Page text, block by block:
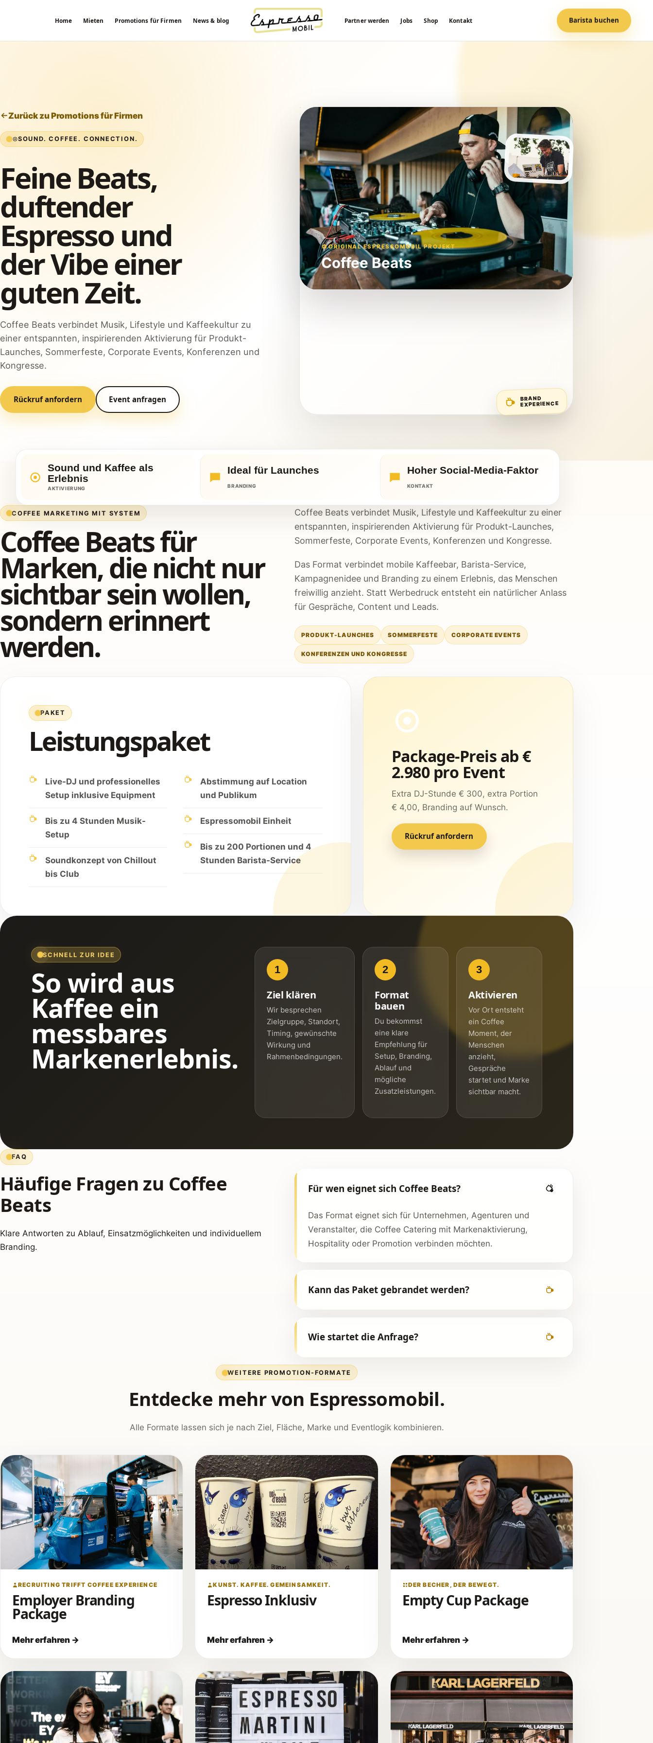
Home Mieten Promotions für Firmen News & blog Partner werden Jobs Shop Kontakt Barista buchen
Zurück zu Promotions für Firmen
SOUND. COFFEE. CONNECTION.
Feine Beats,
duftender
Espresso und
der Vibe einer
guten Zeit.
Coffee Beats verbindet Musik, Lifestyle und Kaffeekultur zu
einer entspannten, inspirierenden Aktivierung für Produkt-
Launches, Sommerfeste, Corporate Events, Konferenzen und
Kongresse.
Rückruf anfordern Event anfragen
ORIGINAL ESPRESSOMOBIL PROJEKT
Coffee Beats
BRAND
EXPERIENCE
Sound und Kaffee als
Erlebnis
AKTIVIERUNG
Ideal für Launches
BRANDING
Hoher Social-Media-Faktor
KONTAKT
COFFEE MARKETING MIT SYSTEM
Coffee Beats für
Marken, die nicht nur
sichtbar sein wollen,
sondern erinnert
werden.
Coffee Beats verbindet Musik, Lifestyle und Kaffeekultur zu einer
entspannten, inspirierenden Aktivierung für Produkt-Launches,
Sommerfeste, Corporate Events, Konferenzen und Kongresse.
Das Format verbindet mobile Kaffeebar, Barista-Service,
Kampagnenidee und Branding zu einem Erlebnis, das Menschen
freiwillig anzieht. Statt Werbedruck entsteht ein natürlicher Anlass
für Gespräche, Content und Leads.
PRODUKT-LAUNCHES SOMMERFESTE CORPORATE EVENTS
KONFERENZEN UND KONGRESSE
PAKET
Leistungspaket
Live-DJ und professionelles
Setup inklusive Equipment
Bis zu 4 Stunden Musik-
Setup
Soundkonzept von Chillout
bis Club
Abstimmung auf Location
und Publikum
Espressomobil Einheit
Bis zu 200 Portionen und 4
Stunden Barista-Service
Package-Preis ab €
2.980 pro Event
Extra DJ-Stunde € 300, extra Portion
€ 4,00, Branding auf Wunsch.
Rückruf anfordern
SCHNELL ZUR IDEE
So wird aus
Kaffee ein
messbares
Markenerlebnis.
1
Ziel klären
Wir besprechen
Zielgruppe, Standort,
Timing, gewünschte
Wirkung und
Rahmenbedingungen.
2
Format
bauen
Du bekommst
eine klare
Empfehlung für
Setup, Branding,
Ablauf und
mögliche
Zusatzleistungen.
3
Aktivieren
Vor Ort entsteht
ein Coffee
Moment, der
Menschen
anzieht,
Gespräche
startet und Marke
sichtbar macht.
FAQ
Häufige Fragen zu Coffee
Beats
Klare Antworten zu Ablauf, Einsatzmöglichkeiten und individuellem
Branding.
Für wen eignet sich Coffee Beats?
Das Format eignet sich für Unternehmen, Agenturen und
Veranstalter, die Coffee Catering mit Markenaktivierung,
Hospitality oder Promotion verbinden möchten.
Kann das Paket gebrandet werden?
Wie startet die Anfrage?
WEITERE PROMOTION-FORMATE
Entdecke mehr von Espressomobil.
Alle Formate lassen sich je nach Ziel, Fläche, Marke und Eventlogik kombinieren.
RECRUITING TRIFFT COFFEE EXPERIENCE
Employer Branding
Package
KUNST. KAFFEE. GEMEINSAMKEIT.
Espresso Inklusiv
DER BECHER, DER BEWEGT.
Empty Cup Package